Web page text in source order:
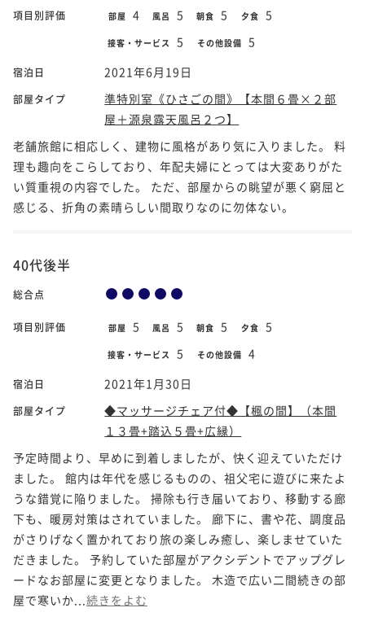
項目別評価 部屋 4 風呂 5 朝食 5 夕食 5
接客・サービス 5 その他設備 5
宿泊日 2021年6月19日
部屋タイプ
準特別室《ひさごの間》【本間６畳×２部
屋＋源泉露天風呂２つ】
老舗旅館に相応しく、建物に風格があり気に入りました。 料
理も趣向をこらしており、年配夫婦にとっては大変ありがた
い質重視の内容でした。 ただ、部屋からの眺望が悪く窮屈と
感じる、折角の素晴らしい間取りなのに勿体ない。
40代後半
総合点
項目別評価 部屋 5 風呂 5 朝食 5 夕食 5
接客・サービス 5 その他設備 4
宿泊日 2021年1月30日
部屋タイプ
◆マッサージチェア付◆【楓の間】（本間
１３畳+踏込５畳+広縁）
予定時間より、早めに到着しましたが、快く迎えていただけ
ました。 館内は年代を感じるものの、祖父宅に遊びに来たよ
うな錯覚に陥りました。 掃除も行き届いており、移動する廊
下も、暖房対策はされていました。 廊下に、書や花、調度品
がさりげなく置かれており旅の楽しみ癒し、楽しませていた
だきました。 予約していた部屋がアクシデントでアップグレ
ードなお部屋に変更となりました。 木造で広い二間続きの部
屋で寒いか... 続きをよむ